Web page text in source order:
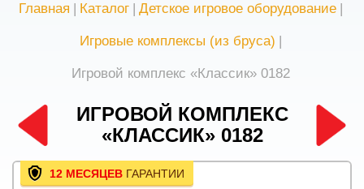
Главная | Каталог | Детское игровое оборудование |
Игровые комплексы (из бруса) |
Игровой комплекс «Классик» 0182
ИГРОВОЙ КОМПЛЕКС
«КЛАССИК» 0182
12 МЕСЯЦЕВ ГАРАНТИИ